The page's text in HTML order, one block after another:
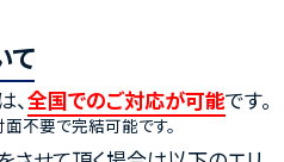
て
全国でのご対応が可能です。
不要で完結可能です。